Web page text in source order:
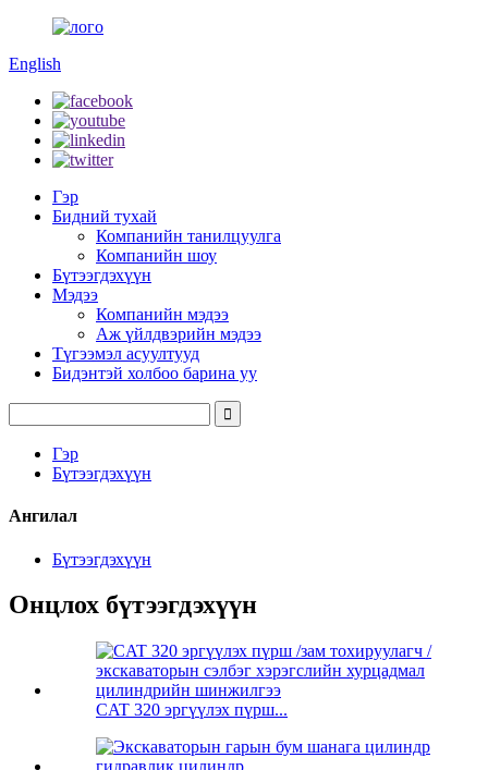
English
Гэр
Бидний тухай
Компанийн танилцуулга
Компанийн шоу
Бүтээгдэхүүн
Мэдээ
Компанийн мэдээ
Аж үйлдвэрийн мэдээ
Түгээмэл асуултууд
Бидэнтэй холбоо барина уу
Гэр
Бүтээгдэхүүн
Ангилал
Бүтээгдэхүүн
Онцлох бүтээгдэхүүн
CAT 320 эргүүлэх пүрш...